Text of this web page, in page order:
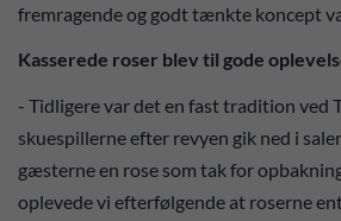
fremragende og godt tænkte koncept
Kasserede roser blev til gode
- Tidligere var det en fast tradition ved
skuespillerne efter revyen gik ned i
gæsterne en rose som tak for
oplevede vi efterfølgende at roserne